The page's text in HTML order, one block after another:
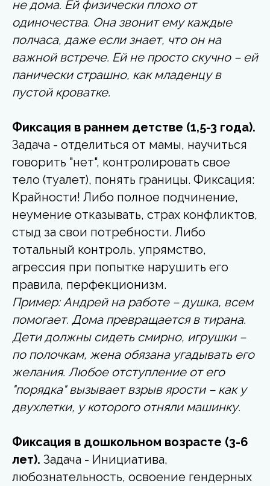
не дома. Ей физически плохо от
одиночества. Она звонит ему каждые
полчаса, даже если знает, что он на
важной встрече. Ей не просто скучно – ей
панически страшно, как младенцу в
пустой кроватке.
Фиксация в раннем детстве (1,5-3 года).
Задача - отделиться от мамы, научиться
говорить "нет", контролировать свое
тело (туалет), понять границы. Фиксация:
Крайности! Либо полное подчинение,
неумение отказывать, страх конфликтов,
стыд за свои потребности. Либо
тотальный контроль, упрямство,
агрессия при попытке нарушить его
правила, перфекционизм.
Пример: Андрей на работе – душка, всем
помогает. Дома превращается в тирана.
Дети должны сидеть смирно, игрушки –
по полочкам, жена обязана угадывать его
желания. Любое отступление от его
"порядка" вызывает взрыв ярости – как у
двухлетки, у которого отняли машинку.
Фиксация в дошкольном возрасте (3-6
лет). Задача - Инициатива,
любознательность, освоение гендерных